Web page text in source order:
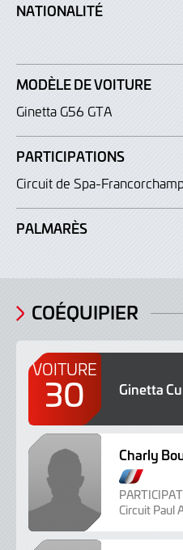
NATIONALITÉ
MODÈLE DE VOITURE
Ginetta G56 GTA
PARTICIPATIONS
Circuit de Spa-
PALMARÈS
COÉQUIPIER
VOITURE
30 Ginetta
Charly
Circuit Paul